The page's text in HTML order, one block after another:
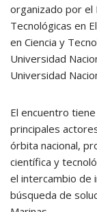
organizado por
Tecnológicas en
en Ciencia y
Universidad
Universidad
El encuentro
principales
órbita nacional,
científica y
el intercambio de
búsqueda de